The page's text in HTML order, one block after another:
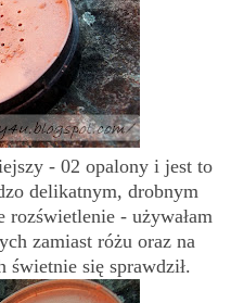
- 02 opalony i jest to
delikatnym, drobnym
- używałam
zamiast różu oraz na
świetnie się sprawdził.